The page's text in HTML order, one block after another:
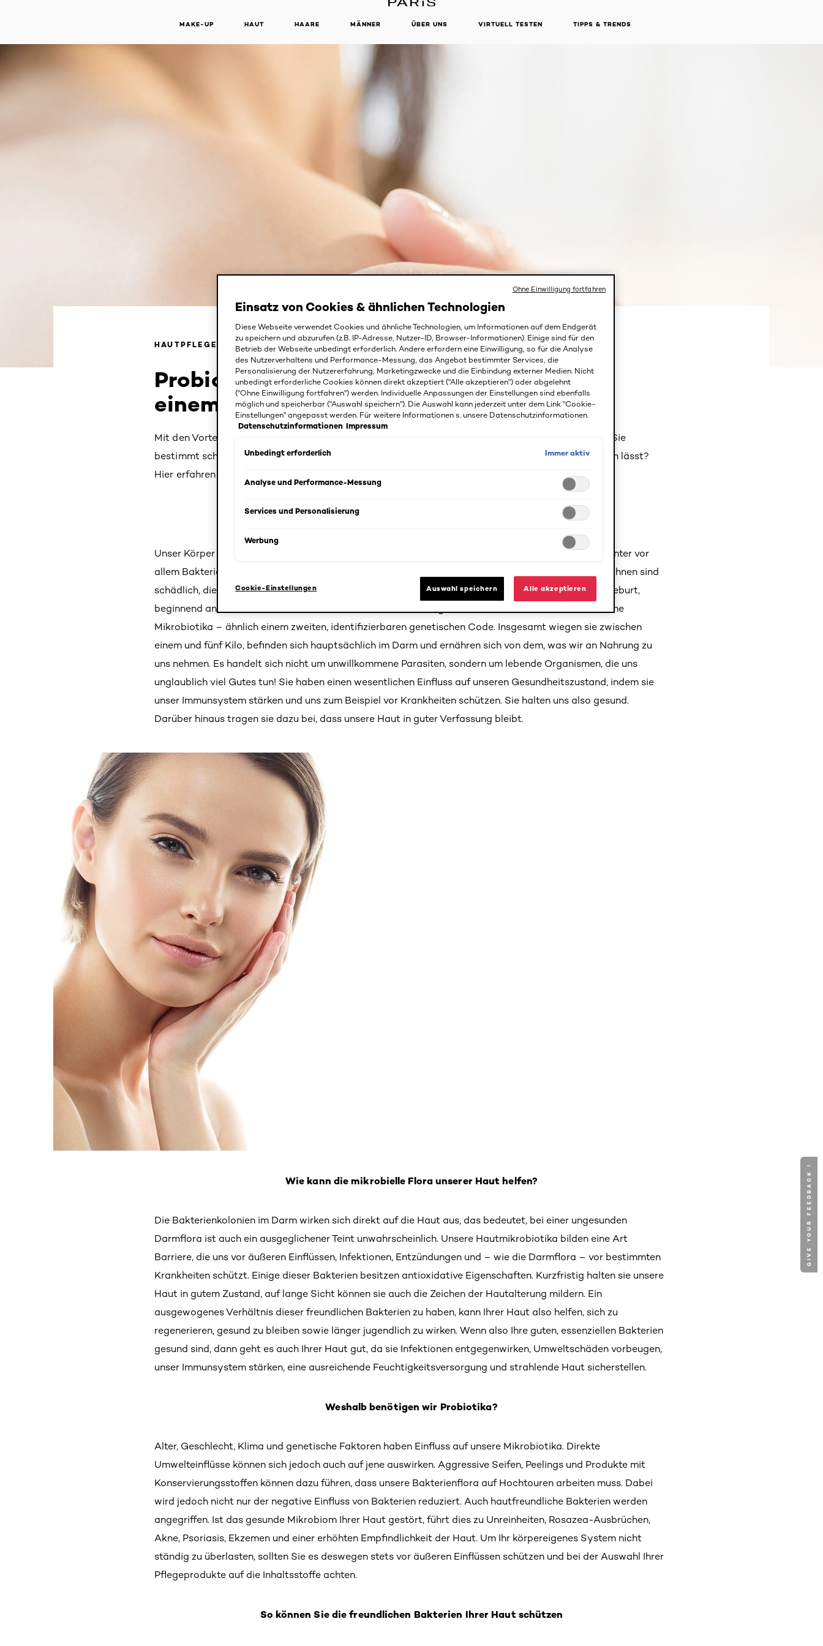
MAKE-UP HAUT HAARE MÄNNER ÜBER UNS VIRTUELL TESTEN TIPPS & TRENDS
HAUTPFLEGE
Probiotika für die Haut – der Schlüssel zu
einem gesunden Teint
Mit den Vorteilen „guter Bakterien“, sogenannter Probiotika, für den Darm und die Verdauung sind Sie
bestimmt schon vertraut, wussten Sie jedoch, dass sich diese Theorie auch auf die Haut übertragen lässt?
Hier erfahren Sie alles rund um das Thema Probiotika für die Haut!
Was sind Mikrobiotika?
Unser Körper wird von über einer Billion Mikroben, auch Mikroorganismen genannt, besiedelt – darunter vor
allem Bakterien, Hefepilze, Pilze sowie Viren. Wir bestehen zu rund 90 % aus Bakterien – einige von ihnen sind
schädlich, die meisten aber tatsächlich sehr nützlich! Mikrobiotika bilden sich ab dem Tag unserer Geburt,
beginnend an der Hautoberfläche, in den Haarfollikeln und Talgdrüsen. Wir haben alle unterschiedliche
Mikrobiotika – ähnlich einem zweiten, identifizierbaren genetischen Code. Insgesamt wiegen sie zwischen
einem und fünf Kilo, befinden sich hauptsächlich im Darm und ernähren sich von dem, was wir an Nahrung zu
uns nehmen. Es handelt sich nicht um unwillkommene Parasiten, sondern um lebende Organismen, die uns
unglaublich viel Gutes tun! Sie haben einen wesentlichen Einfluss auf unseren Gesundheitszustand, indem sie
unser Immunsystem stärken und uns zum Beispiel vor Krankheiten schützen. Sie halten uns also gesund.
Darüber hinaus tragen sie dazu bei, dass unsere Haut in guter Verfassung bleibt.
Wie kann die mikrobielle Flora unserer Haut helfen?
Die Bakterienkolonien im Darm wirken sich direkt auf die Haut aus, das bedeutet, bei einer ungesunden
Darmflora ist auch ein ausgeglichener Teint unwahrscheinlich. Unsere Hautmikrobiotika bilden eine Art
Barriere, die uns vor äußeren Einflüssen, Infektionen, Entzündungen und – wie die Darmflora – vor bestimmten
Krankheiten schützt. Einige dieser Bakterien besitzen antioxidative Eigenschaften. Kurzfristig halten sie unsere
Haut in gutem Zustand, auf lange Sicht können sie auch die Zeichen der Hautalterung mildern. Ein
ausgewogenes Verhältnis dieser freundlichen Bakterien zu haben, kann Ihrer Haut also helfen, sich zu
regenerieren, gesund zu bleiben sowie länger jugendlich zu wirken. Wenn also Ihre guten, essenziellen Bakterien
gesund sind, dann geht es auch Ihrer Haut gut, da sie Infektionen entgegenwirken, Umweltschäden vorbeugen,
unser Immunsystem stärken, eine ausreichende Feuchtigkeitsversorgung und strahlende Haut sicherstellen.
Weshalb benötigen wir Probiotika?
Alter, Geschlecht, Klima und genetische Faktoren haben Einfluss auf unsere Mikrobiotika. Direkte
Umwelteinflüsse können sich jedoch auch auf jene auswirken. Aggressive Seifen, Peelings und Produkte mit
Konservierungsstoffen können dazu führen, dass unsere Bakterienflora auf Hochtouren arbeiten muss. Dabei
wird jedoch nicht nur der negative Einfluss von Bakterien reduziert. Auch hautfreundliche Bakterien werden
angegriffen. Ist das gesunde Mikrobiom Ihrer Haut gestört, führt dies zu Unreinheiten, Rosazea-Ausbrüchen,
Akne, Psoriasis, Ekzemen und einer erhöhten Empfindlichkeit der Haut. Um Ihr körpereigenes System nicht
ständig zu überlasten, sollten Sie es deswegen stets vor äußeren Einflüssen schützen und bei der Auswahl Ihrer
Pflegeprodukte auf die Inhaltsstoffe achten.
So können Sie die freundlichen Bakterien Ihrer Haut schützen
GIVE YOUR FEEDBACK !
Einsatz von Cookies & ähnlichen Technologien
Diese Webseite verwendet Cookies und ähnliche Technologien, um Informationen auf dem Endgerät
zu speichern und abzurufen (z.B. IP-Adresse, Nutzer-ID, Browser-Informationen). Einige sind für den
Betrieb der Webseite unbedingt erforderlich. Andere erfordern eine Einwilligung, so für die Analyse
des Nutzerverhaltens und Performance-Messung, das Angebot bestimmter Services, die
Personalisierung der Nutzererfahrung, Marketingzwecke und die Einbindung externer Medien. Nicht
unbedingt erforderliche Cookies können direkt akzeptiert ("Alle akzeptieren") oder abgelehnt
("Ohne Einwilligung fortfahren") werden. Individuelle Anpassungen der Einstellungen sind ebenfalls
möglich und speicherbar ("Auswahl speichern"). Die Auswahl kann jederzeit unter dem Link "Cookie-
Einstellungen" angepasst werden. Für weitere Informationen s. unsere Datenschutzinformationen.
Datenschutzinformationen Impressum
Unbedingt erforderlich Immer aktiv
Analyse und Performance-Messung
Services und Personalisierung
Werbung
Cookie-Einstellungen Auswahl speichern Alle akzeptieren
Ohne Einwilligung fortfahren